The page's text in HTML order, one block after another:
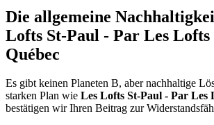
Die allgemeine
Lofts St-Paul - Par Les Lofts
Québec
Es gibt keinen Planeten B, aber nachhaltige
starken Plan wie Les Lofts St-Paul - Par Les
bestätigen wir Ihren Beitrag zur